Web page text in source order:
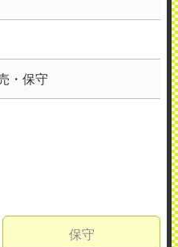
・保守
保守